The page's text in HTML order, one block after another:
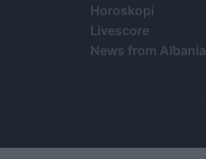
Horoskopi
Livescore
News from Albania